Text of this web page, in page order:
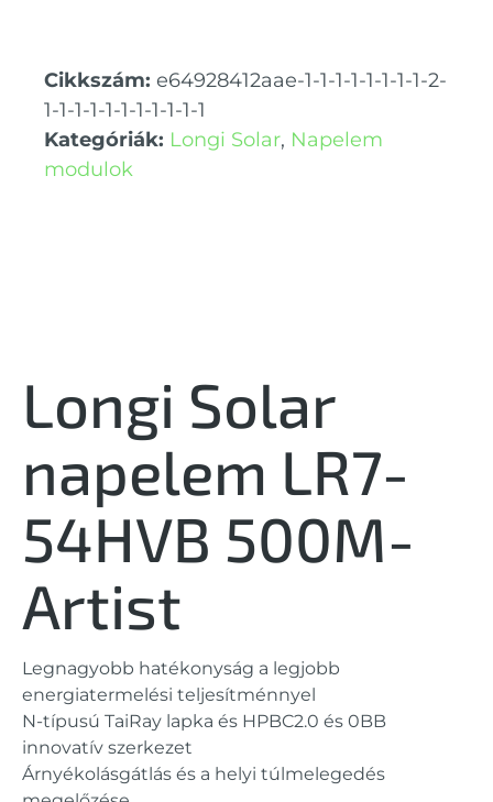
Cikkszám: e64928412aae-1-1-1-1-1-1-1-1-2-
1-1-1-1-1-1-1-1-1-1-1
Kategóriák: Longi Solar, Napelem
modulok
Longi Solar
napelem LR7-
54HVB 500M-
Artist
Legnagyobb hatékonyság a legjobb
energiatermelési teljesítménnyel
N-típusú TaiRay lapka és HPBC2.0 és 0BB
innovatív szerkezet
Árnyékolásgátlás és a helyi túlmelegedés